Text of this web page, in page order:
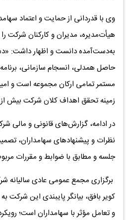
وی با قدردانی از حمایت و اعتماد
هیأت‌مدیره، مدیران و کارکنان شرکت
به‌دست‌آمده دانست و اظهار داشت:
حاصل همدلی، انسجام سازمانی،
مستمر تمامی ارکان مجموعه است و
زمینه تحقق اهداف کلان شرکت بیش
در ادامه، گزارش‌های قانونی و مالی
نظرات و پیشنهادهای سهامداران،
جلسه و مطابق با ضوابط و مقررات
برگزاری مجمع عمومی عادی سالیانه
کویر بافق، بیانگر پایبندی این
و تعامل مؤثر با سهامداران است؛